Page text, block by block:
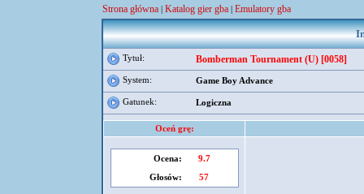
Strona główna | Katalog gier gba | Emulatory gba
Tytuł: Bomberman Tournament (U) [0058]
System: Game Boy Advance
Gatunek: Logiczna
Oceń grę:
Ocena:
9.7
Głosów:
57